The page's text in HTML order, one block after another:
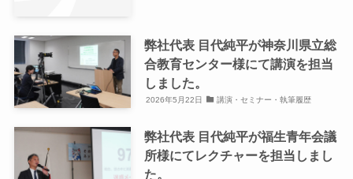
弊社代表 目代純平が神奈川県立総
合教育センター様にて講演を担当
しました。
2026年5月22日 講演・セミナー・執筆履歴
弊社代表 目代純平が福生青年会議
所様にてレクチャーを担当しまし
た。